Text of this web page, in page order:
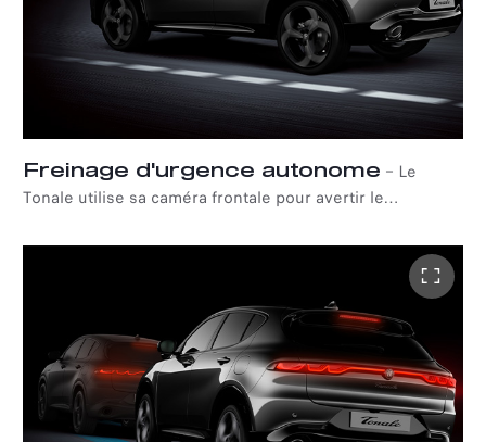
Freinage d'urgence autonome – Le
Tonale utilise sa caméra frontale pour avertir le
piéton ou d’un cycliste sur la route. Si le conducteur ne
automatiquement le véhicule afin d’éviter ou de réduire
la gravité d’une collision.